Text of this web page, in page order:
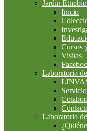
Jardín
Inicio
Cursos
Visitas
Laboratorio
Laboratorio